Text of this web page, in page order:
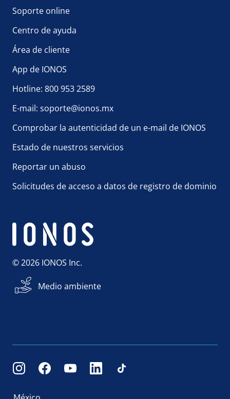
Soporte online
Centro de ayuda
Área de cliente
App de IONOS
Hotline: 800 953 2589
E-mail: soporte@ionos.mx
Comprobar la autenticidad de un e-mail de IONOS
Estado de nuestros servicios
Reportar un abuso
Solicitudes de acceso a datos de registro de dominio
© 2026 IONOS Inc.
Medio ambiente